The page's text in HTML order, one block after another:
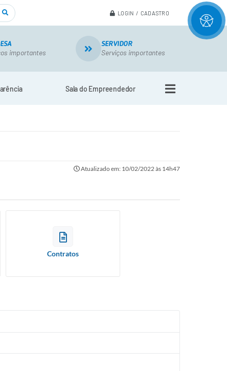
LOGIN / CADASTRO
importantes
SERVIDOR
Serviços importantes
Sala do Empreendedor
Atualizado em: 10/02/2022 às 14h47
Contratos